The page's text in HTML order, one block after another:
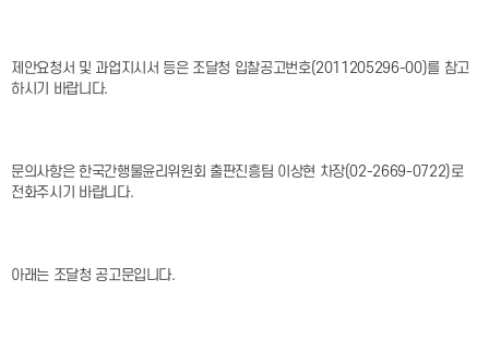
제안요청서 및 과업지시서 등은 조달청 입찰공고번호(2011205296-00)를 참고
하시기 바랍니다.
문의사항은 한국간행물윤리위원회 출판진흥팀 이상현 차장(02-2669-0722)로
전화주시기 바랍니다.
아래는 조달청 공고문입니다.